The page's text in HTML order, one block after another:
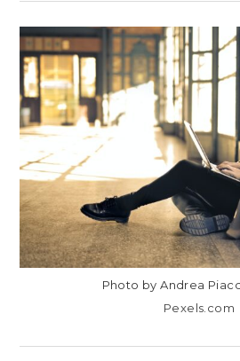
UN
O
Photo by Andrea
Pexels.com